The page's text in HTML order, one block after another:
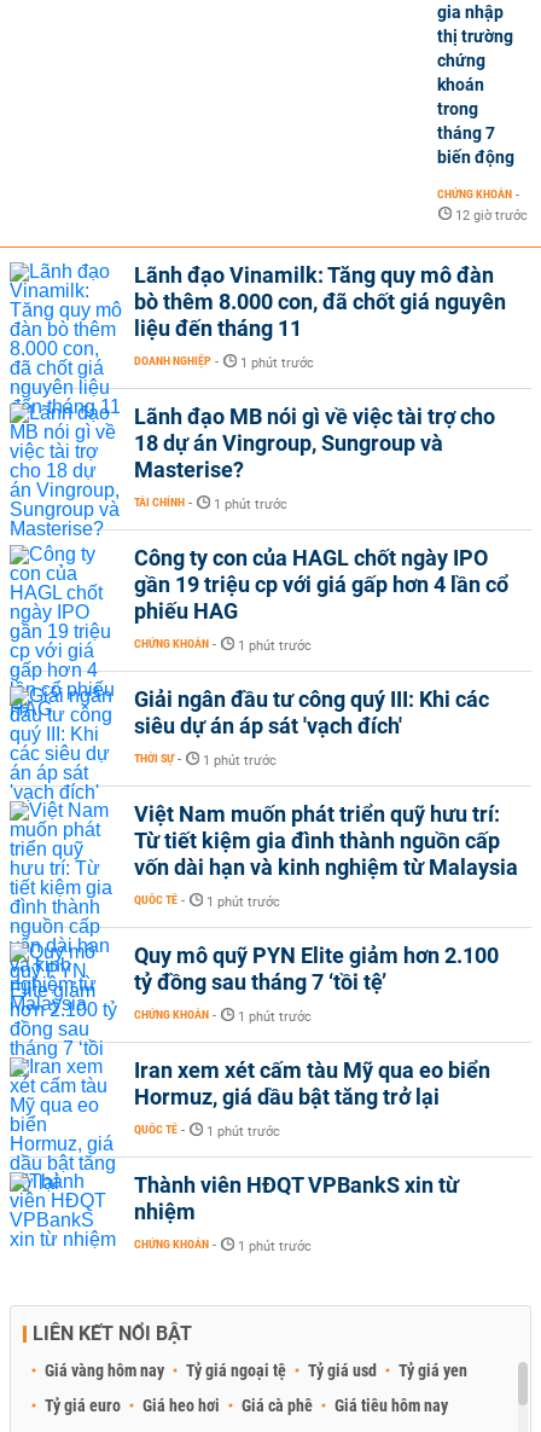
gia nhập
thị trường
chứng
khoán
trong
tháng 7
biến động
CHỨNG KHOÁN -
12 giờ trước
Lãnh đạo Vinamilk: Tăng quy mô đàn
bò thêm 8.000 con, đã chốt giá nguyên
liệu đến tháng 11
DOANH NGHIỆP - 1 phút trước
Lãnh đạo MB nói gì về việc tài trợ cho
18 dự án Vingroup, Sungroup và
Masterise?
TÀI CHÍNH - 1 phút trước
Công ty con của HAGL chốt ngày IPO
gần 19 triệu cp với giá gấp hơn 4 lần cổ
phiếu HAG
CHỨNG KHOÁN - 1 phút trước
Giải ngân đầu tư công quý III: Khi các
siêu dự án áp sát 'vạch đích'
THỜI SỰ - 1 phút trước
Việt Nam muốn phát triển quỹ hưu trí:
Từ tiết kiệm gia đình thành nguồn cấp
vốn dài hạn và kinh nghiệm từ Malaysia
QUỐC TẾ - 1 phút trước
Quy mô quỹ PYN Elite giảm hơn 2.100
tỷ đồng sau tháng 7 ‘tồi tệ’
CHỨNG KHOÁN - 1 phút trước
Iran xem xét cấm tàu Mỹ qua eo biển
Hormuz, giá dầu bật tăng trở lại
QUỐC TẾ - 1 phút trước
Thành viên HĐQT VPBankS xin từ
nhiệm
CHỨNG KHOÁN - 1 phút trước
LIÊN KẾT NỔI BẬT
Giá vàng hôm nay Tỷ giá ngoại tệ Tỷ giá usd
Tỷ giá yen
Tỷ giá euro
Giá heo hơi Giá cà phê
Giá tiêu hôm nay